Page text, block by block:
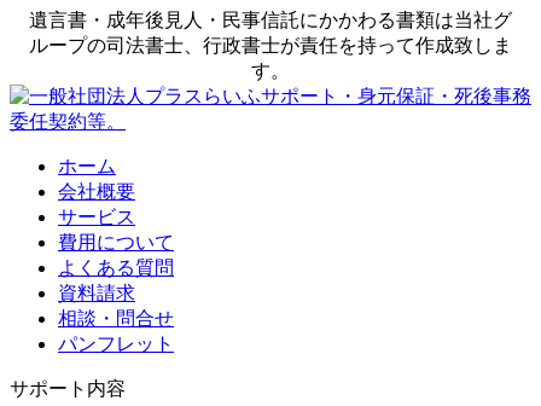
遺言書・成年後見人・民事信託にかかわる書類は当社グ
ループの司法書士、行政書士が責任を持って作成致しま
す。
ホーム
会社概要
サービス
費用について
よくある質問
資料請求
相談・問合せ
パンフレット
サポート内容